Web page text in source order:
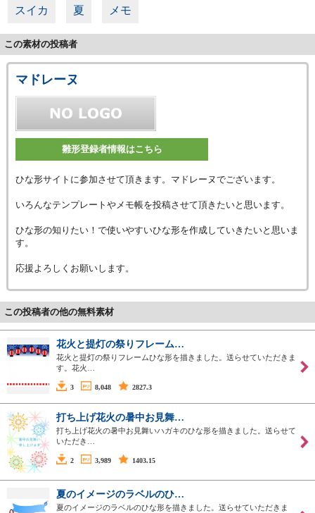
スイカ 夏 メモ
この素材の投稿者
マドレーヌ
雛形登録者情報はこちら
ひな形サイトに参加させて頂きます。マドレーヌでございます。
いろんなテンプレートやメモ帳を投稿させて頂きたいと思います。
ひな形の知りたい！で使いやすいひな形を作成していきたいと思いま
す。
応援よろしくお願いします。
この投稿者の他の無料素材
花火と提灯の祭りフレーム…
花火と提灯の祭りフレームひな形を描きました。送らせていただきま
す。花火…
3 8,048 2827.3
打ち上げ花火の暑中お見舞…
打ち上げ花火の暑中お見舞いハガキのひな形を描きました。送らせて
いただき…
2 3,989 1403.15
夏のイメージのラベルのひ…
夏のイメージのラベルのひな形を描きました。送らせていただきま